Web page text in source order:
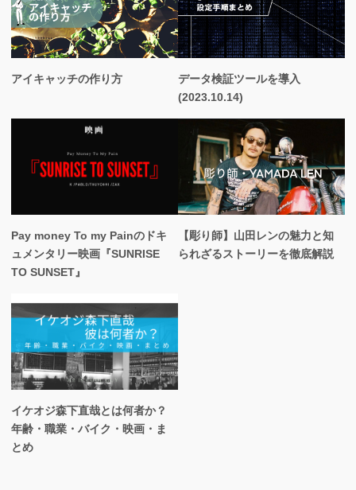
アイキャッチの作り方
データ検証ツールを導入
(2023.10.14)
Pay money To my Painのドキ
ュメンタリー映画『SUNRISE
TO SUNSET』
【彫り師】山田レンの魅力と知
られざるストーリーを徹底解説
イケオジ森下直哉とは何者か？
年齢・職業・バイク・映画・ま
とめ